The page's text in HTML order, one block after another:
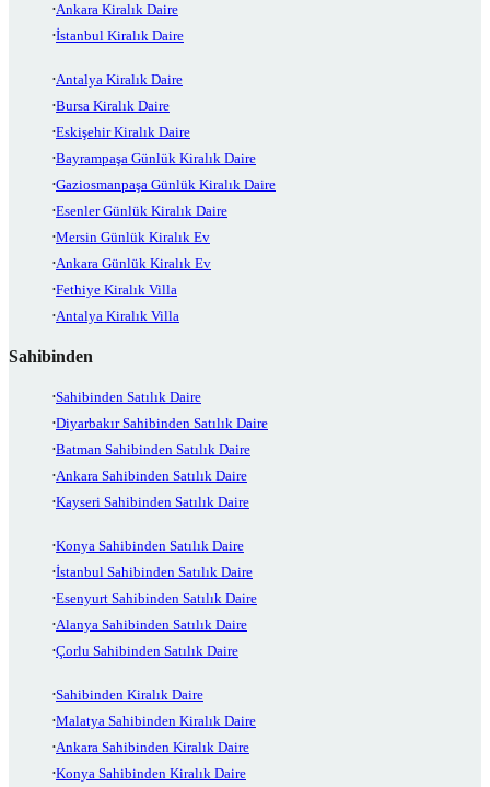
Ankara Kiralık Daire
İstanbul Kiralık Daire
Antalya Kiralık Daire
Bursa Kiralık Daire
Eskişehir Kiralık Daire
Bayrampaşa Günlük Kiralık Daire
Gaziosmanpaşa Günlük Kiralık Daire
Esenler Günlük Kiralık Daire
Mersin Günlük Kiralık Ev
Ankara Günlük Kiralık Ev
Fethiye Kiralık Villa
Antalya Kiralık Villa
Sahibinden
Sahibinden Satılık Daire
Diyarbakır Sahibinden Satılık Daire
Batman Sahibinden Satılık Daire
Ankara Sahibinden Satılık Daire
Kayseri Sahibinden Satılık Daire
Konya Sahibinden Satılık Daire
İstanbul Sahibinden Satılık Daire
Esenyurt Sahibinden Satılık Daire
Alanya Sahibinden Satılık Daire
Çorlu Sahibinden Satılık Daire
Sahibinden Kiralık Daire
Malatya Sahibinden Kiralık Daire
Ankara Sahibinden Kiralık Daire
Konya Sahibinden Kiralık Daire